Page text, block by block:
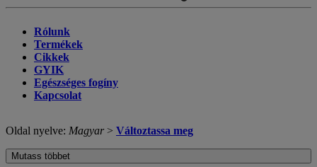
Rólunk
Termékek
Cikkek
GYIK
Egészséges fogíny
Kapcsolat
Oldal nyelve: Magyar> Változtassa meg
Mutass többet